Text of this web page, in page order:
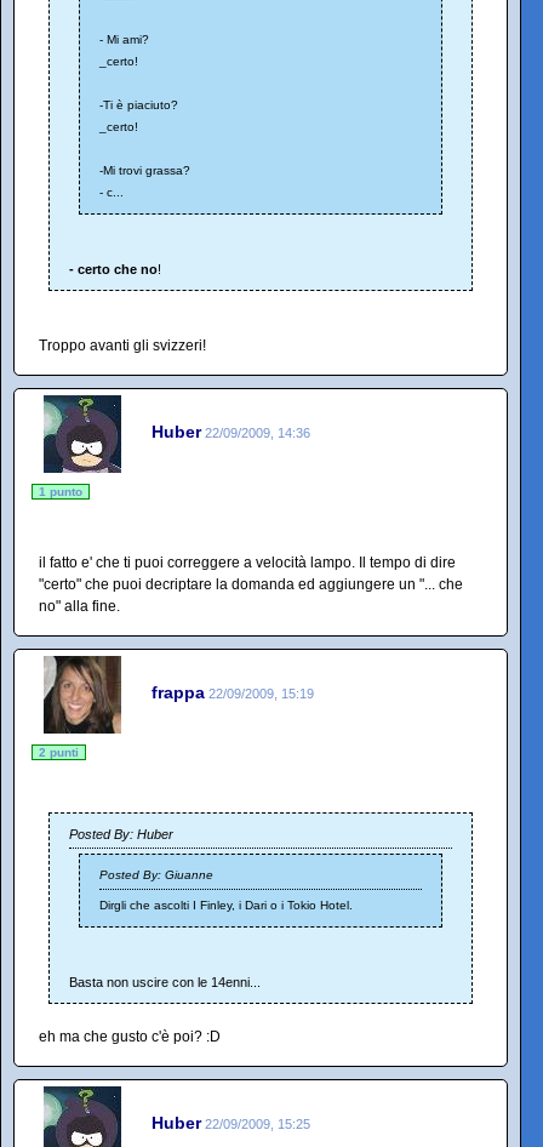
- Mi ami?
_certo!
-Ti è piaciuto?
_certo!
-Mi trovi grassa?
- c...
- certo che no!
Troppo avanti gli svizzeri!
Huber 22/09/2009, 14:36
1 punto
il fatto e' che ti puoi correggere a velocità lampo. Il tempo di dire
"certo" che puoi decriptare la domanda ed aggiungere un "... che
no" alla fine.
frappa 22/09/2009, 15:19
2 punti
Posted By: Huber
Posted By: Giuanne
Dirgli che ascolti I Finley, i Dari o i Tokio Hotel.
Basta non uscire con le 14enni...
eh ma che gusto c'è poi? :D
Huber 22/09/2009, 15:25